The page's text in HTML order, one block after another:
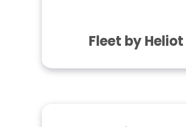
Fleet by Heliot